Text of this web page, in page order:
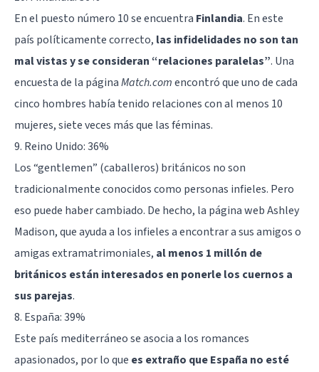
En el puesto número 10 se encuentra Finlandia. En este
país políticamente correcto, las infidelidades no son tan
mal vistas y se consideran “relaciones paralelas”. Una
encuesta de la páginaMatch.comencontró que uno de cada
cinco hombres había tenido relaciones con al menos 10
mujeres, siete veces más que las féminas.
9. Reino Unido: 36%
Los “gentlemen” (caballeros) británicos no son
tradicionalmente conocidos como personas infieles. Pero
eso puede haber cambiado. De hecho, la página web Ashley
Madison, que ayuda a los infieles a encontrar a sus amigos o
amigas extramatrimoniales, al menos 1 millón de
británicos están interesados en ponerle los cuernos a
sus parejas.
8. España: 39%
Este país mediterráneo se asocia a los romances
apasionados, por lo que es extraño que España no esté